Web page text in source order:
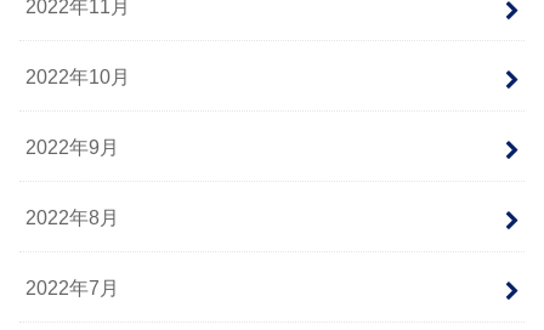
2022年11月
2022年10月
2022年9月
2022年8月
2022年7月